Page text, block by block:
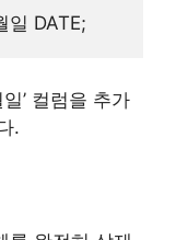
’ 컬럼을 추가
.